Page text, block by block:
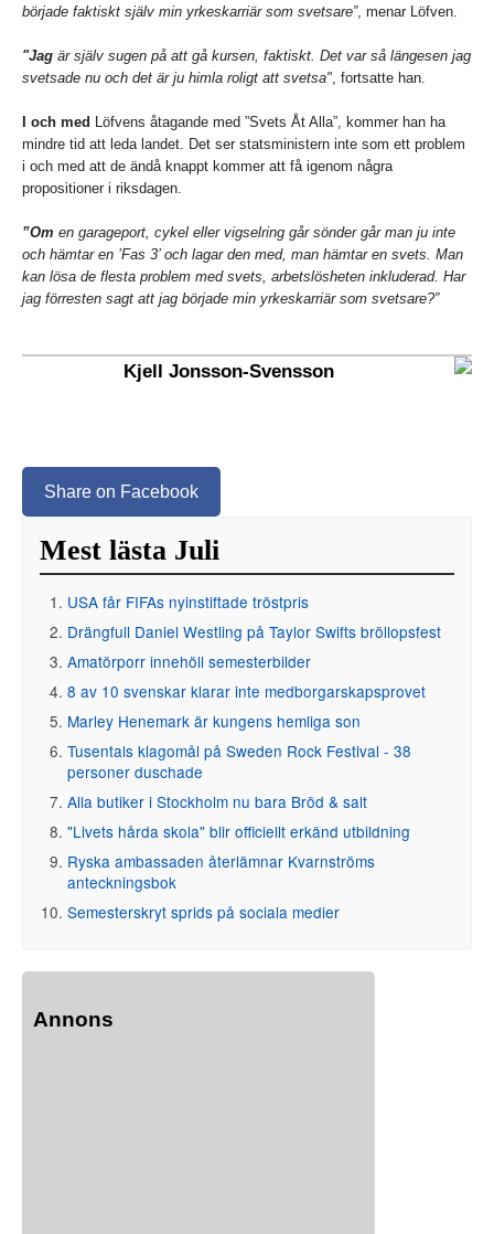
började faktiskt själv min yrkeskarriär som svetsare”, menar Löfven.
"Jag är själv sugen på att gå kursen, faktiskt. Det var så längesen jag
svetsade nu och det är ju himla roligt att svetsa", fortsatte han.
I och med Löfvens åtagande med ”Svets Åt Alla”, kommer han ha
mindre tid att leda landet. Det ser statsministern inte som ett problem
i och med att de ändå knappt kommer att få igenom några
propositioner i riksdagen.
”Om en garageport, cykel eller vigselring går sönder går man ju inte
och hämtar en ’Fas 3’ och lagar den med, man hämtar en svets. Man
kan lösa de flesta problem med svets, arbetslösheten inkluderad. Har
jag förresten sagt att jag började min yrkeskarriär som svetsare?”
Kjell Jonsson-Svensson
Share on Facebook
Mest lästa Juli
USA får FIFAs nyinstiftade tröstpris
Drängfull Daniel Westling på Taylor Swifts bröllopsfest
Amatörporr innehöll semesterbilder
8 av 10 svenskar klarar inte medborgarskapsprovet
Marley Henemark är kungens hemliga son
Tusentals klagomål på Sweden Rock Festival - 38
personer duschade
Alla butiker i Stockholm nu bara Bröd & salt
"Livets hårda skola" blir officiellt erkänd utbildning
Ryska ambassaden återlämnar Kvarnströms
anteckningsbok
Semesterskryt sprids på sociala medier
Annons